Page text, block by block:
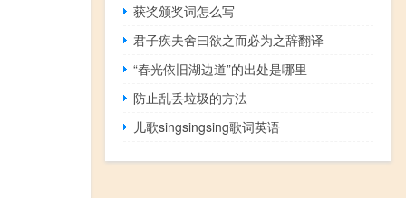
获奖颁奖词怎么写
君子疾夫舍曰欲之而必为之辞翻译
“春光依旧湖边道”的出处是哪里
防止乱丢垃圾的方法
儿歌singsingsing歌词英语